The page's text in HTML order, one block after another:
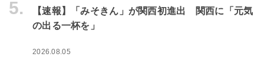
5.
【速報】「みそきん」が関西初進出 関西に「元気
の出る一杯を」
2026.08.05